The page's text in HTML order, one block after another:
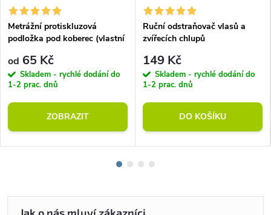
Metrážní protiskluzová
podložka pod koberec (vlastní
od 65 Kč
Skladem - rychlé dodání do
1-2 prac. dnů
ZOBRAZIT
Ruční odstraňovač vlasů a
zvířecích chlupů
149 Kč
Skladem - rychlé dodání do
1-2 prac. dnů
DO KOŠÍKU